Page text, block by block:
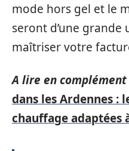
mode hors gel et le
seront d’une
maîtriser votre
A lire en complément
dans les Ardennes :
chauffage adaptées